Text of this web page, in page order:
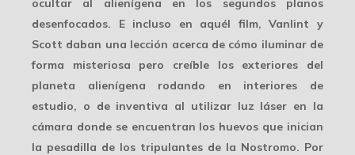
desenfocados. E incluso en aquél film, Vanlint y
Scott daban una lección acerca de cómo iluminar de
forma misteriosa pero creíble los exteriores del
planeta alienígena rodando en interiores de
estudio, o de inventiva al utilizar luz láser en la
cámara donde se encuentran los huevos que inician
la pesadilla de los tripulantes de la Nostromo. Por